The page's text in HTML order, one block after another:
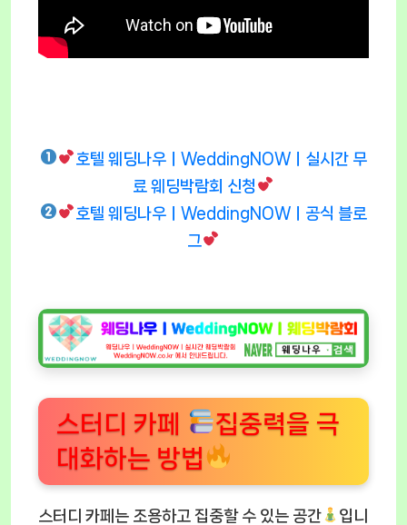
호텔 웨딩나우ㅣWeddingNOWㅣ실시간 무
료 웨딩박람회 신청
호텔 웨딩나우ㅣWeddingNOWㅣ공식 블로
그
스터디 카페
집중력을 극
대화하는 방법
스터디 카페는 조용하고 집중할 수 있는 공간
입니